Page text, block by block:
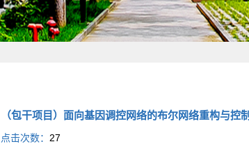
（包干项目）面向基因调控网络的布尔网络重构与控
点击次数： 27